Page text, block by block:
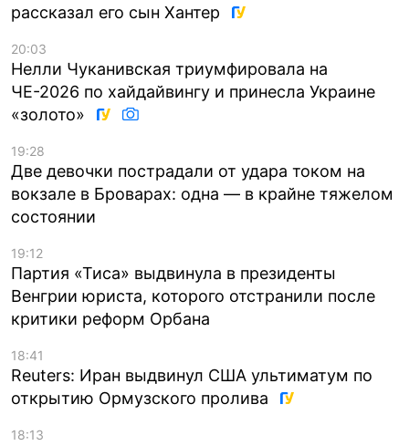
рассказал его сын Хантер
20:03
Нелли Чуканивская триумфировала на
ЧЕ-2026 по хайдайвингу и принесла Украине
«золото»
19:28
Две девочки пострадали от удара током на
вокзале в Броварах: одна — в крайне тяжелом
состоянии
19:12
Партия «Тиса» выдвинула в президенты
Венгрии юриста, которого отстранили после
критики реформ Орбана
18:41
Reuters: Иран выдвинул США ультиматум по
открытию Ормузского пролива
18:13